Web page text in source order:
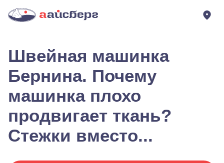
Швейная машинка
Бернина. Почему
машинка плохо
продвигает ткань?
Стежки вместо...